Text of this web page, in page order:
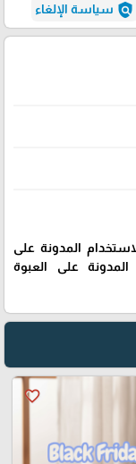
policy سياسة الإلغاء
المدونة على
المدونة على العبوة
favorite_border